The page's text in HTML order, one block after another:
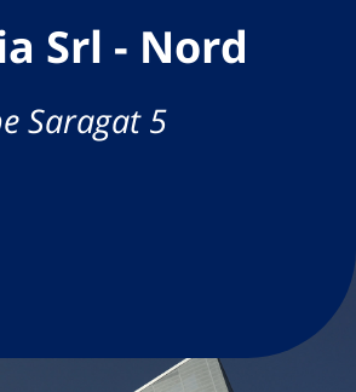
Srl - Nord
Saragat 5